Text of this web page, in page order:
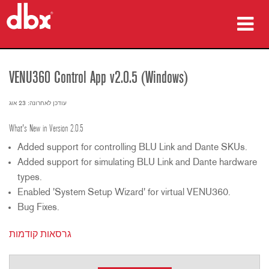
הדרכה
תמיכה
שפה/אזור
VENU360 Control App v2.0.5 (Windows)
עודכן לאחרונה: 23 אוג
What's New in Version 2.0.5
Added support for controlling BLU Link and Dante SKUs.
Added support for simulating BLU Link and Dante hardware
types.
Enabled 'System Setup Wizard' for virtual VENU360.
Bug Fixes.
גרסאות קודמות